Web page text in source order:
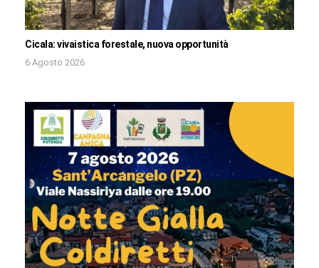
Cicala: vivaistica forestale, nuova opportunità
6 Agosto 2026